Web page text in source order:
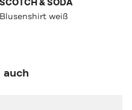
SCOTCH & SODA
Blusenshirt weiß